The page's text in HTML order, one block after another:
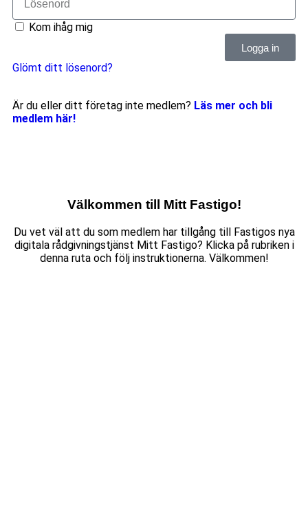
Kom ihåg mig
Logga in
Glömt ditt lösenord?
Är du eller ditt företag inte medlem? Läs mer och bli
medlem här!
Välkommen till Mitt Fastigo!
Du vet väl att du som medlem har tillgång till Fastigos nya
digitala rådgivningstjänst Mitt Fastigo? Klicka på rubriken i
denna ruta och följ instruktionerna. Välkommen!